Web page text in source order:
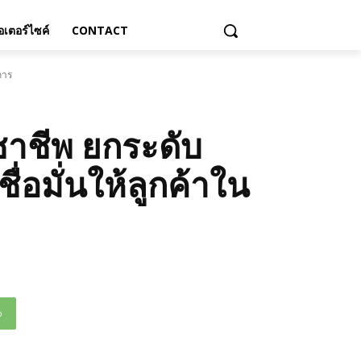
เตอร์ไซค์ CONTACT
ร
ชีพ ยกระดับ
อมั่นให้ลูกค้าใน